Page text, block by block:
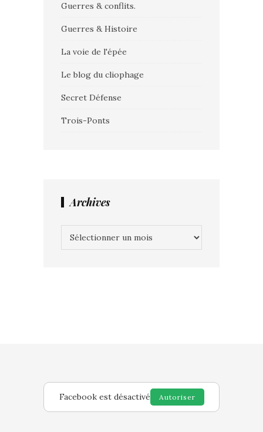
Guerres & conflits.
Guerres & Histoire
La voie de l'épée
Le blog du cliophage
Secret Défense
Trois-Ponts
Archives
Facebook est désactivé Autoriser